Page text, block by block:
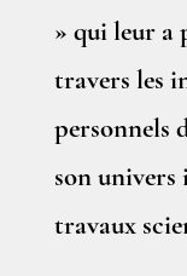
» qui leur a
travers les
personnels
son univers
travaux